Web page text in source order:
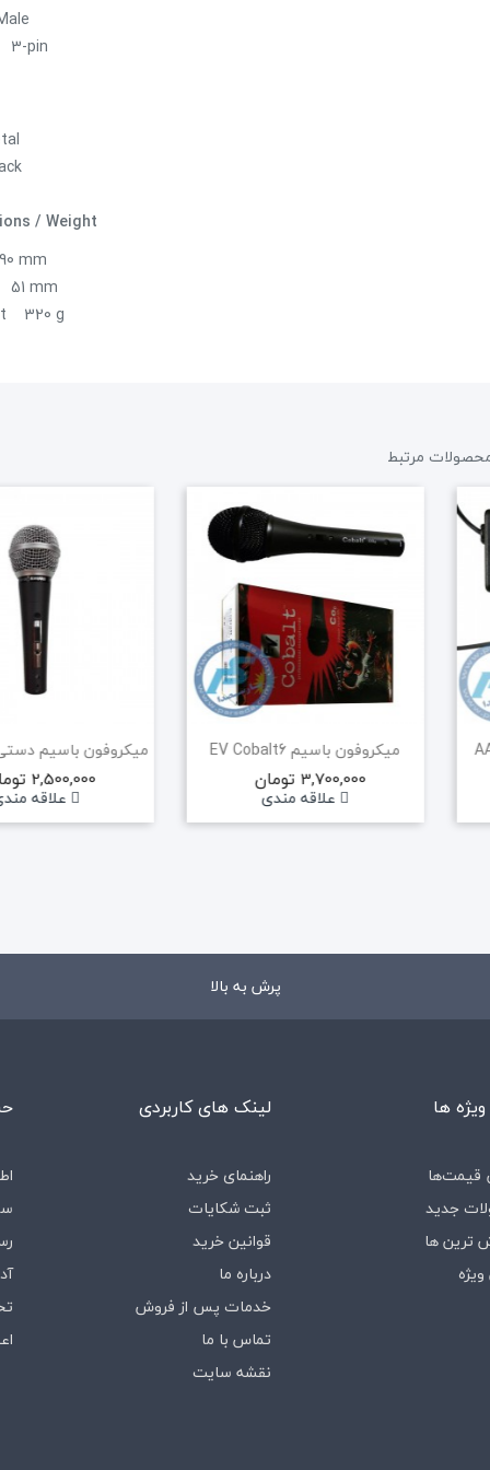
pin
/ Weight
mm
mm
‎320 g
مرتبط
میکروفون باسیم EV Cobalt6
3,700,000 تومان
علاقه مندی
2,500,000 تومان
علاقه
پرش به بالا
ها
جدید
ترین ها
لینک های کاربردی
راهنمای خرید
ثبت شکایات
قوانین خرید
درباره‌ ما
خدمات پس از فروش
تماس با ما
نقشه سایت